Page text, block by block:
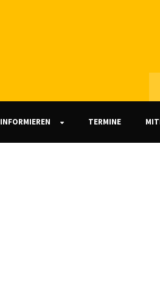
INFORMIEREN TERMINE